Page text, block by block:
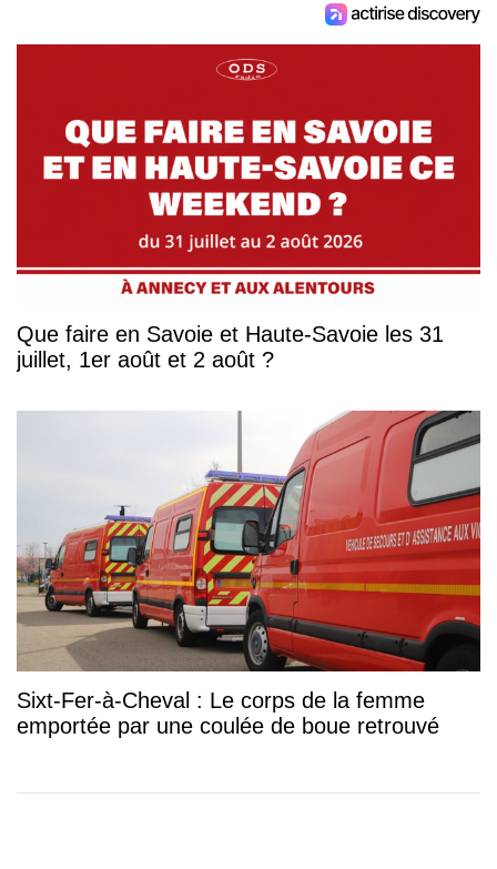
Que faire en Savoie et Haute-Savoie les 31
juillet, 1er août et 2 août ?
Sixt-Fer-à-Cheval : Le corps de la femme
emportée par une coulée de boue retrouvé